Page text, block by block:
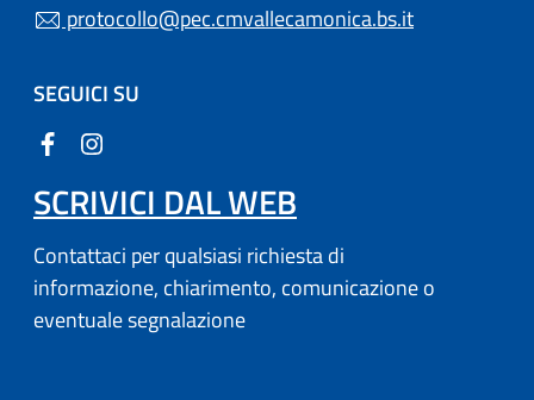
protocollo@pec.cmvallecamonica.bs.it
SEGUICI SU
SCRIVICI DAL WEB
Contattaci per qualsiasi richiesta di
informazione, chiarimento, comunicazione o
eventuale segnalazione